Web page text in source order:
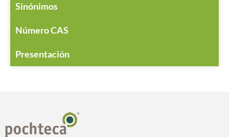
Sinónimos
Número CAS
Presentación